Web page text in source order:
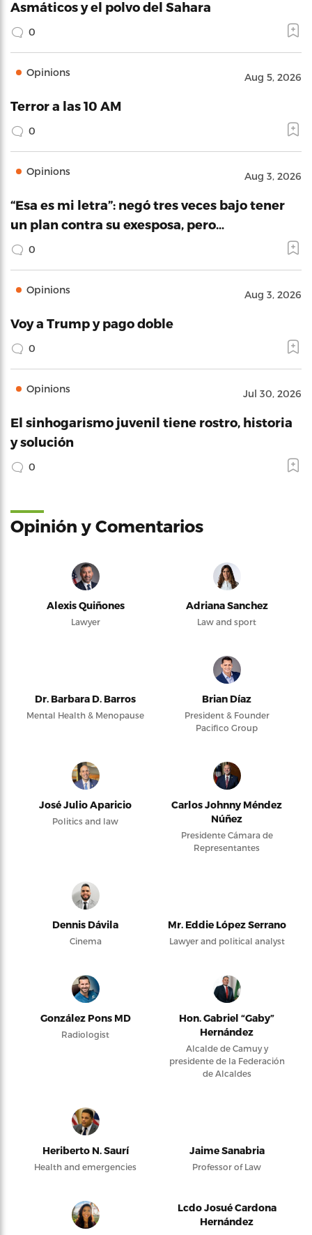
Asmáticos y el polvo del Sahara
0
Opinions Aug 5, 2026
Terror a las 10 AM
0
Opinions Aug 3, 2026
“Esa es mi letra”: negó tres veces bajo tener
un plan contra su exesposa, pero…
0
Opinions Aug 3, 2026
Voy a Trump y pago doble
0
Opinions Jul 30, 2026
El sinhogarismo juvenil tiene rostro, historia
y solución
0
Opinión y Comentarios
Alexis Quiñones
Lawyer
Adriana Sanchez
Law and sport
Dr. Barbara D. Barros
Mental Health & Menopause
Brian Díaz
President & Founder
Pacifico Group
José Julio Aparicio
Politics and law
Carlos Johnny Méndez
Núñez
Presidente Cámara de
Representantes
Dennis Dávila
Cinema
Mr. Eddie López Serrano
Lawyer and political analyst
González Pons MD
Radiologist
Hon. Gabriel “Gaby”
Hernández
Alcalde de Camuy y
presidente de la Federación
de Alcaldes
Heriberto N. Saurí
Health and emergencies
Jaime Sanabria
Professor of Law
Lcdo Josué Cardona
Hernández